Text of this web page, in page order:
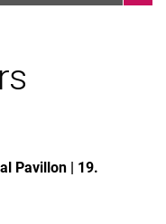
Pavillon | 19.